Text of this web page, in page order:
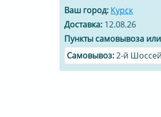
Ваш город: Курск
Доставка: 12.08.26
Пункты самовывоза
Cамовывоз:2-й